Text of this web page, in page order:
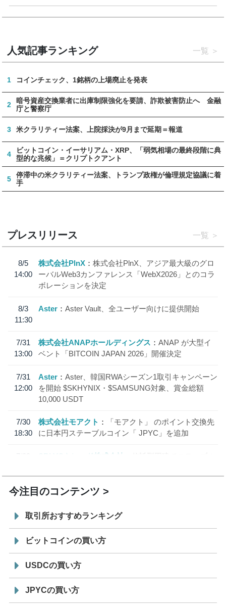
人気記事ランキング 一覧
1 コインチェック、1銘柄の上場廃止を発表
2
暗号資産交換業者に出庫制限強化を要請、詐欺被害防止へ 金融
庁と警察庁
3 米クラリティー法案、上院採決が9月まで延期＝報道
4
ビットコイン・イーサリアム・XRP、「弱気相場の最終段階に典
型的な兆候」＝クリプトクアント
5
停滞中の米クラリティー法案、トランプ政権が倫理規定協議に着
手
プレスリリース 一覧
8/5
14:00
株式会社PlnX
株式会社PlnX、アジア最大級のグロ
ーバルWeb3カンファレンス「WebX2026」とのコラ
ボレーションを決定
8/3
11:30
Aster Aster Vault、全ユーザー向けに提供開始
7/31
13:00
株式会社ANAPホールディングス
ANAP が大型イ
ベント「BITCOIN JAPAN 2026」開催決定
7/31
12:00
Aster
Aster、韓国RWAシーズン1取引キャンペーン
を開始 $SKHYNIX・$SAMSUNG対象、賞金総額
10,000 USDT
7/30
18:30
株式会社モアクト
「モアクト」 のポイント交換先
に日本円ステーブルコイン「 JPYC」を追加
7/29
SBI VCトレード株式会社
信託型円建てステーブル
今注目のコンテンツ
取引所おすすめランキング
ビットコインの買い方
USDCの買い方
JPYCの買い方